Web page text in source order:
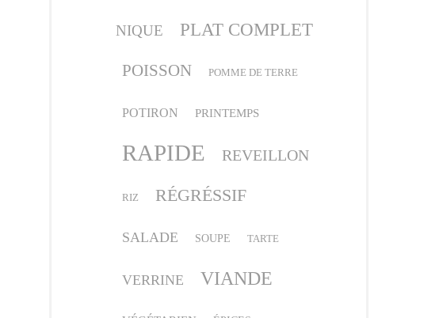
NIQUE PLAT COMPLET
POISSON POMME DE TERRE
POTIRON PRINTEMPS
RAPIDE REVEILLON
RIZ RÉGRÉSSIF
SALADE SOUPE TARTE
VERRINE VIANDE